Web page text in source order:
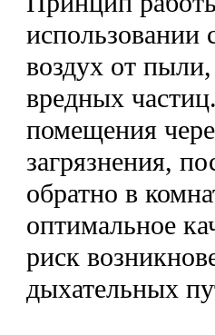
воздух от
вредных
помещения
загрязнения,
обратно в
оптимальное
риск
дыхательных